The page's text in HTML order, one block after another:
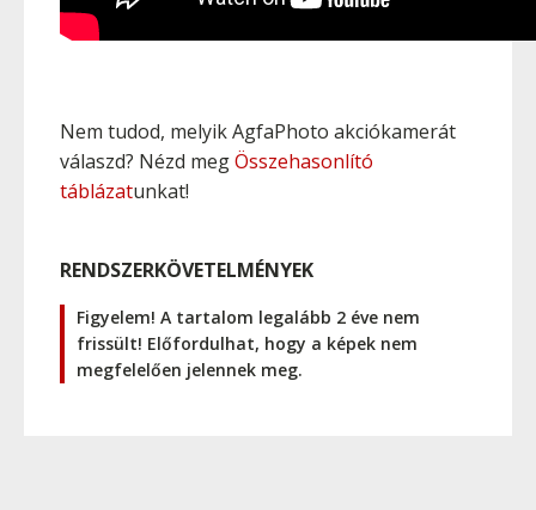
Nem tudod, melyik AgfaPhoto akciókamerát
válaszd? Nézd megÖsszehasonlító
táblázatunkat!
RENDSZERKÖVETELMÉNYEK
Figyelem! A tartalom legalább 2 éve nem
frissült! Előfordulhat, hogy a képek nem
megfelelően jelennek meg.